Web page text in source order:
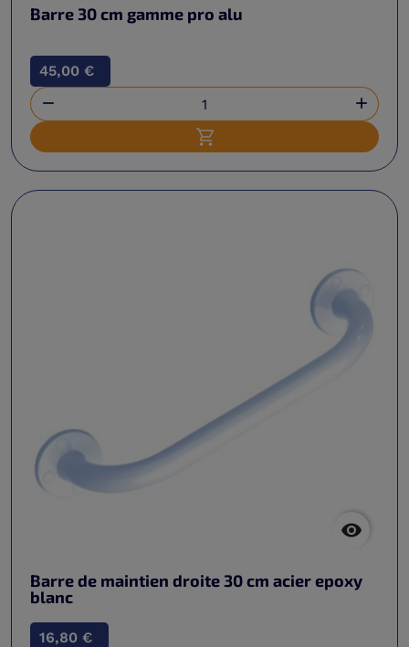
Barre 30 cm gamme pro alu
45,00 €
 
Ajouter au panier

Barre de maintien droite 30 cm acier epoxy
blanc
16,80 €